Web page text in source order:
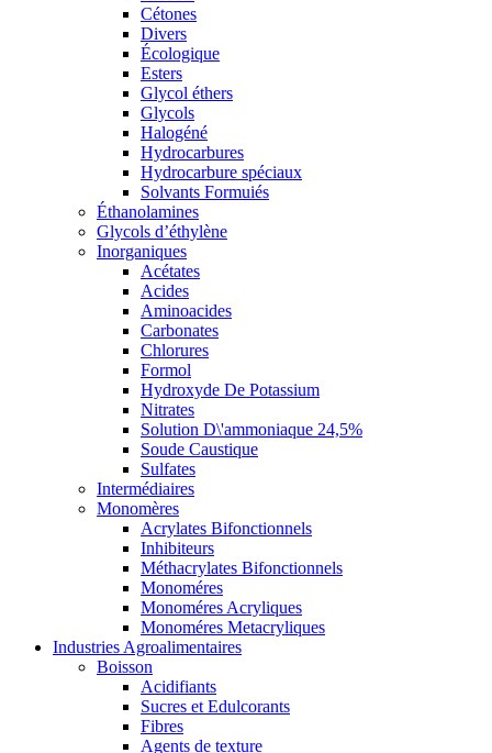
Cétones
Divers
Écologique
Esters
Glycol éthers
Glycols
Halogéné
Hydrocarbures
Hydrocarbure spéciaux
Solvants Formuiés
Éthanolamines
Glycols d’éthylène
Inorganiques
Acétates
Acides
Aminoacides
Carbonates
Chlorures
Formol
Hydroxyde De Potassium
Nitrates
Solution D\'ammoniaque 24,5%
Soude Caustique
Sulfates
Intermédiaires
Monomères
Acrylates Bifonctionnels
Inhibiteurs
Méthacrylates Bifonctionnels
Monoméres
Monoméres Acryliques
Monoméres Metacryliques
Industries Agroalimentaires
Boisson
Acidifiants
Sucres et Edulcorants
Fibres
Agents de texture